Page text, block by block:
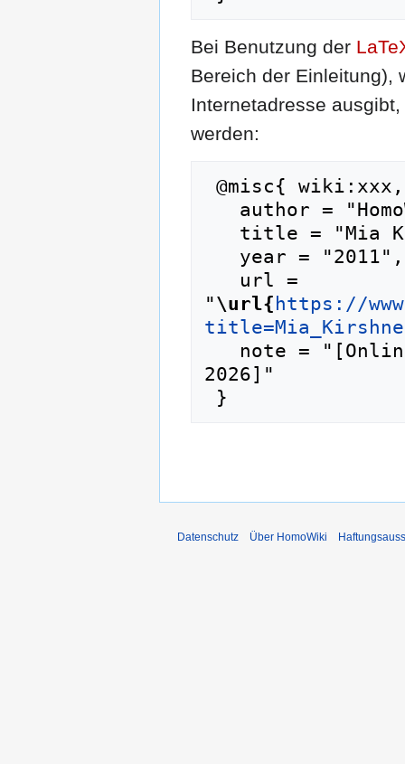
Bei Benutzung der
Bereich der Einleitung),
Internetadresse
werden:
"\url{ https://
2026]"
Datenschutz Über HomoWiki